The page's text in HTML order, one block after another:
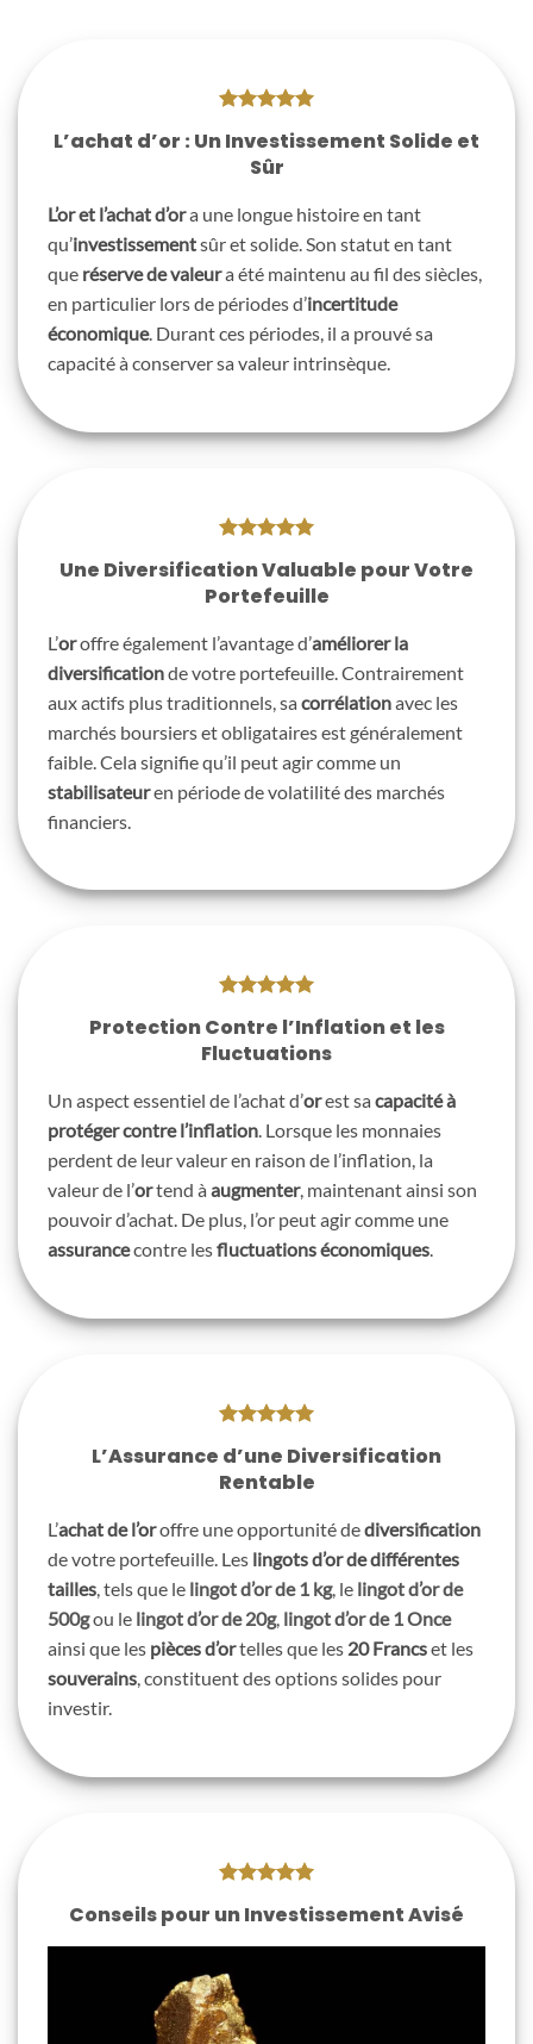
L’achat d’or : Un Investissement Solide et
Sûr
L’or et l’achat d’ora une longue histoire en tant
qu’investissementsûr et solide. Son statut en tant
que réserve de valeura été maintenu au fil des siècles,
en particulier lors de périodes d’incertitude
économique. Durant ces périodes, il a prouvé sa
capacité à conserver sa valeur intrinsèque.
Une Diversification Valuable pour Votre
Portefeuille
L’oroffre également l’avantage d’améliorer la
diversificationde votre portefeuille. Contrairement
aux actifs plus traditionnels, sa corrélationavec les
marchés boursiers et obligataires est généralement
faible. Cela signifie qu’il peut agir comme un
stabilisateuren période de volatilité des marchés
financiers.
Protection Contre l’Inflation et les
Fluctuations
Un aspect essentiel de l’achat d’orest sa capacité à
protéger contre l’inflation. Lorsque les monnaies
perdent de leur valeur en raison de l’inflation, la
valeur de l’ortend à augmenter, maintenant ainsi son
pouvoir d’achat. De plus, l’or peut agir comme une
assurancecontre lesfluctuations économiques.
L’Assurance d’une Diversification
Rentable
L’achat de l’oroffre une opportunité dediversification
de votre portefeuille. Les lingots d’or de différentes
tailles, tels que le lingot d’or de 1 kg, le lingot d’or de
500gou le lingot d’or de 20g, lingot d’or de 1 Once
ainsi que les pièces d’ortelles que les 20 Francset les
souverains, constituent des options solides pour
investir.
Conseils pour un Investissement Avisé